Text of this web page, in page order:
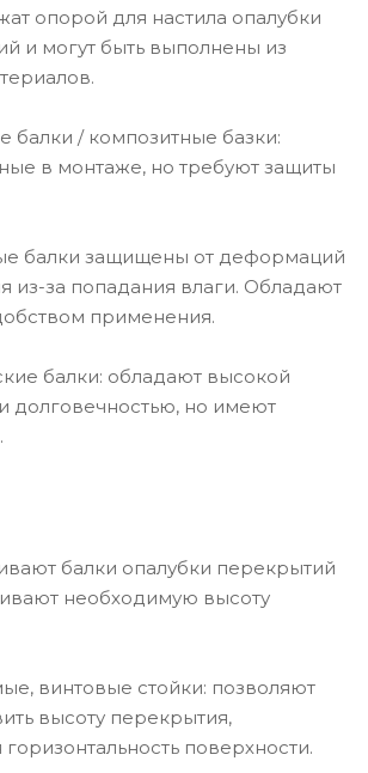
опорой для настила опалубки
и могут быть выполнены из
балки / композитные базки:
в монтаже, но требуют защиты
балки защищены от деформаций
из-за попадания влаги. Обладают
применения.
балки: обладают высокой
долговечностью, но имеют
балки опалубки перекрытий
необходимую высоту
винтовые стойки: позволяют
высоту перекрытия,
поверхности.